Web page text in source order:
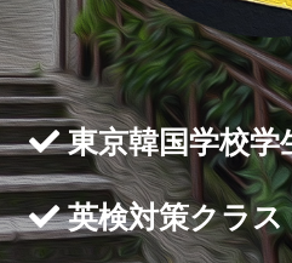
東京韓国学校学
英検対策クラス